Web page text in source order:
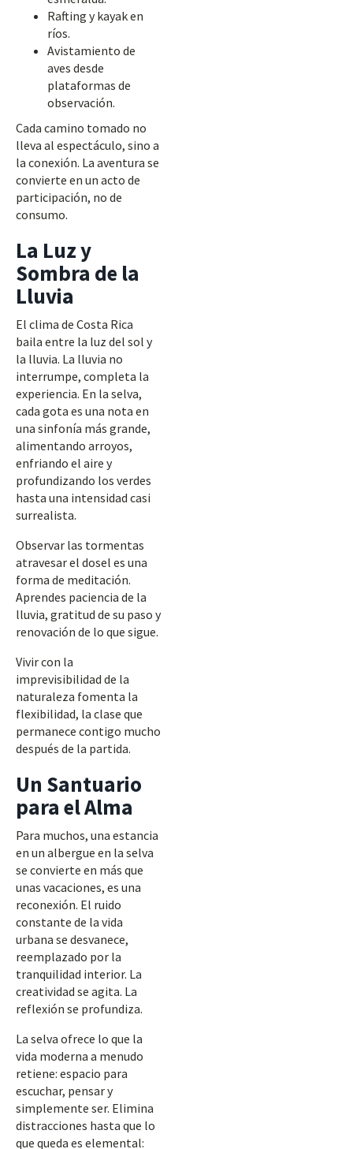
Rafting y kayak en
ríos.
Avistamiento de
aves desde
plataformas de
observación.
Cada camino tomado no
lleva al espectáculo, sino a
la conexión. La aventura se
convierte en un acto de
participación, no de
consumo.
La Luz y
Sombra de la
Lluvia
El clima de Costa Rica
baila entre la luz del sol y
la lluvia. La lluvia no
interrumpe, completa la
experiencia. En la selva,
cada gota es una nota en
una sinfonía más grande,
alimentando arroyos,
enfriando el aire y
profundizando los verdes
hasta una intensidad casi
surrealista.
Observar las tormentas
atravesar el dosel es una
forma de meditación.
Aprendes paciencia de la
lluvia, gratitud de su paso y
renovación de lo que sigue.
Vivir con la
imprevisibilidad de la
naturaleza fomenta la
flexibilidad, la clase que
permanece contigo mucho
después de la partida.
Un Santuario
para el Alma
Para muchos, una estancia
en un albergue en la selva
se convierte en más que
unas vacaciones, es una
reconexión. El ruido
constante de la vida
urbana se desvanece,
reemplazado por la
tranquilidad interior. La
creatividad se agita. La
reflexión se profundiza.
La selva ofrece lo que la
vida moderna a menudo
retiene: espacio para
escuchar, pensar y
simplemente ser. Elimina
distracciones hasta que lo
que queda es elemental: